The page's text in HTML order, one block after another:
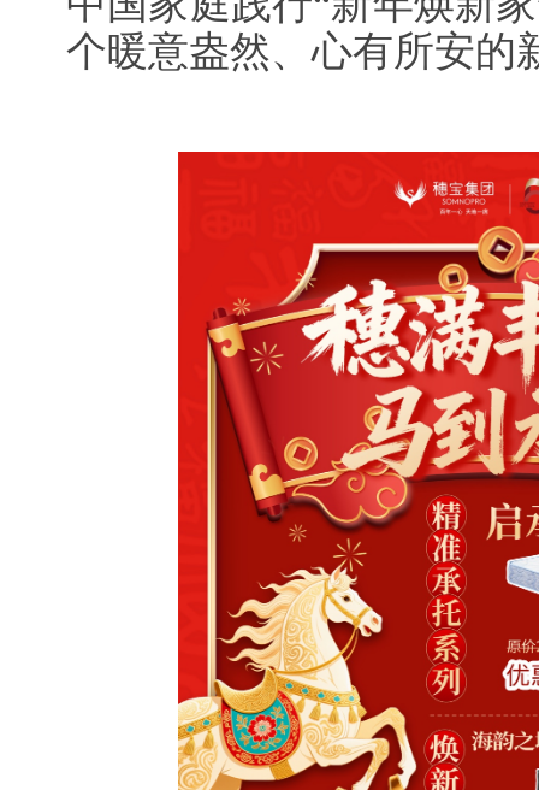
个暖意盎然、心有所安的